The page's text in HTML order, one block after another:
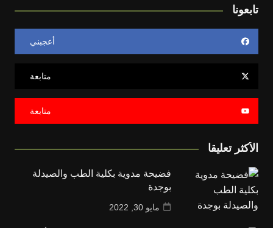
تابعونا
أعجبني
متابعة
متابعة
الأكثر تعليقا
فضيحة مدوية بكلية الطب والصيدلة
بوجدة
مايو 30, 2022